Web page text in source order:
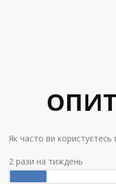
Як часто ви
2 рази на тиждень